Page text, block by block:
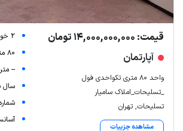
قیمت: 14,000,000,000 تومان
آپارتمان
واحد 80 متری تکواحدی فول
_تسلیحات_املاک سامیار
تسلیحات, تهران
مشاهده جزییات
2 خواب
80 متر زیربنا
--
سال